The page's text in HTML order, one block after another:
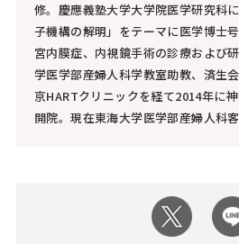
修。慶應義塾大学大学院医学研究科
子機構の解明」をテーマに医学博士
宮内膜症、内視鏡手術の診療および
学医学部産婦人科学教室助教、済生
京HARTクリニックを経て2014年に
開院。現在東海大学医学部産婦人科客